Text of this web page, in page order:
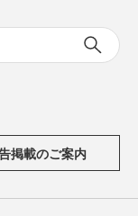
掲載のご案内